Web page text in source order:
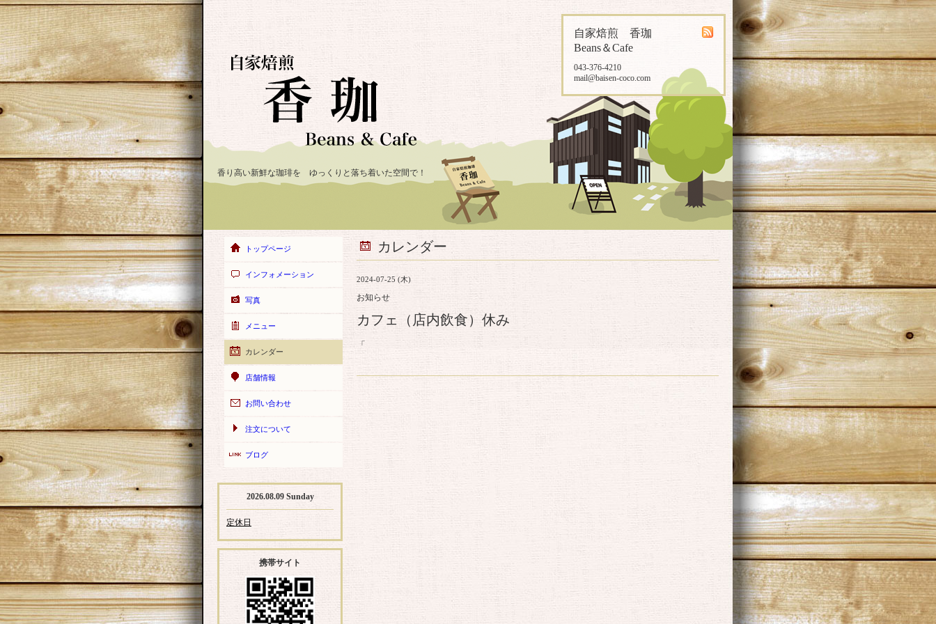
自家焙煎 香珈
Beans＆Cafe
043-376-4210
mail@baisen-coco.com
香り高い新鮮な珈琲を ゆっくりと落ち着いた空間で！
カレンダー
2024-07-25 (木)
お知らせ
カフェ（店内飲食）休み
「
トップページ
インフォメーション
写真
メニュー
カレンダー
店舗情報
お問い合わせ
注文について
ブログ
2026.08.09 Sunday
定休日
携帯サイト